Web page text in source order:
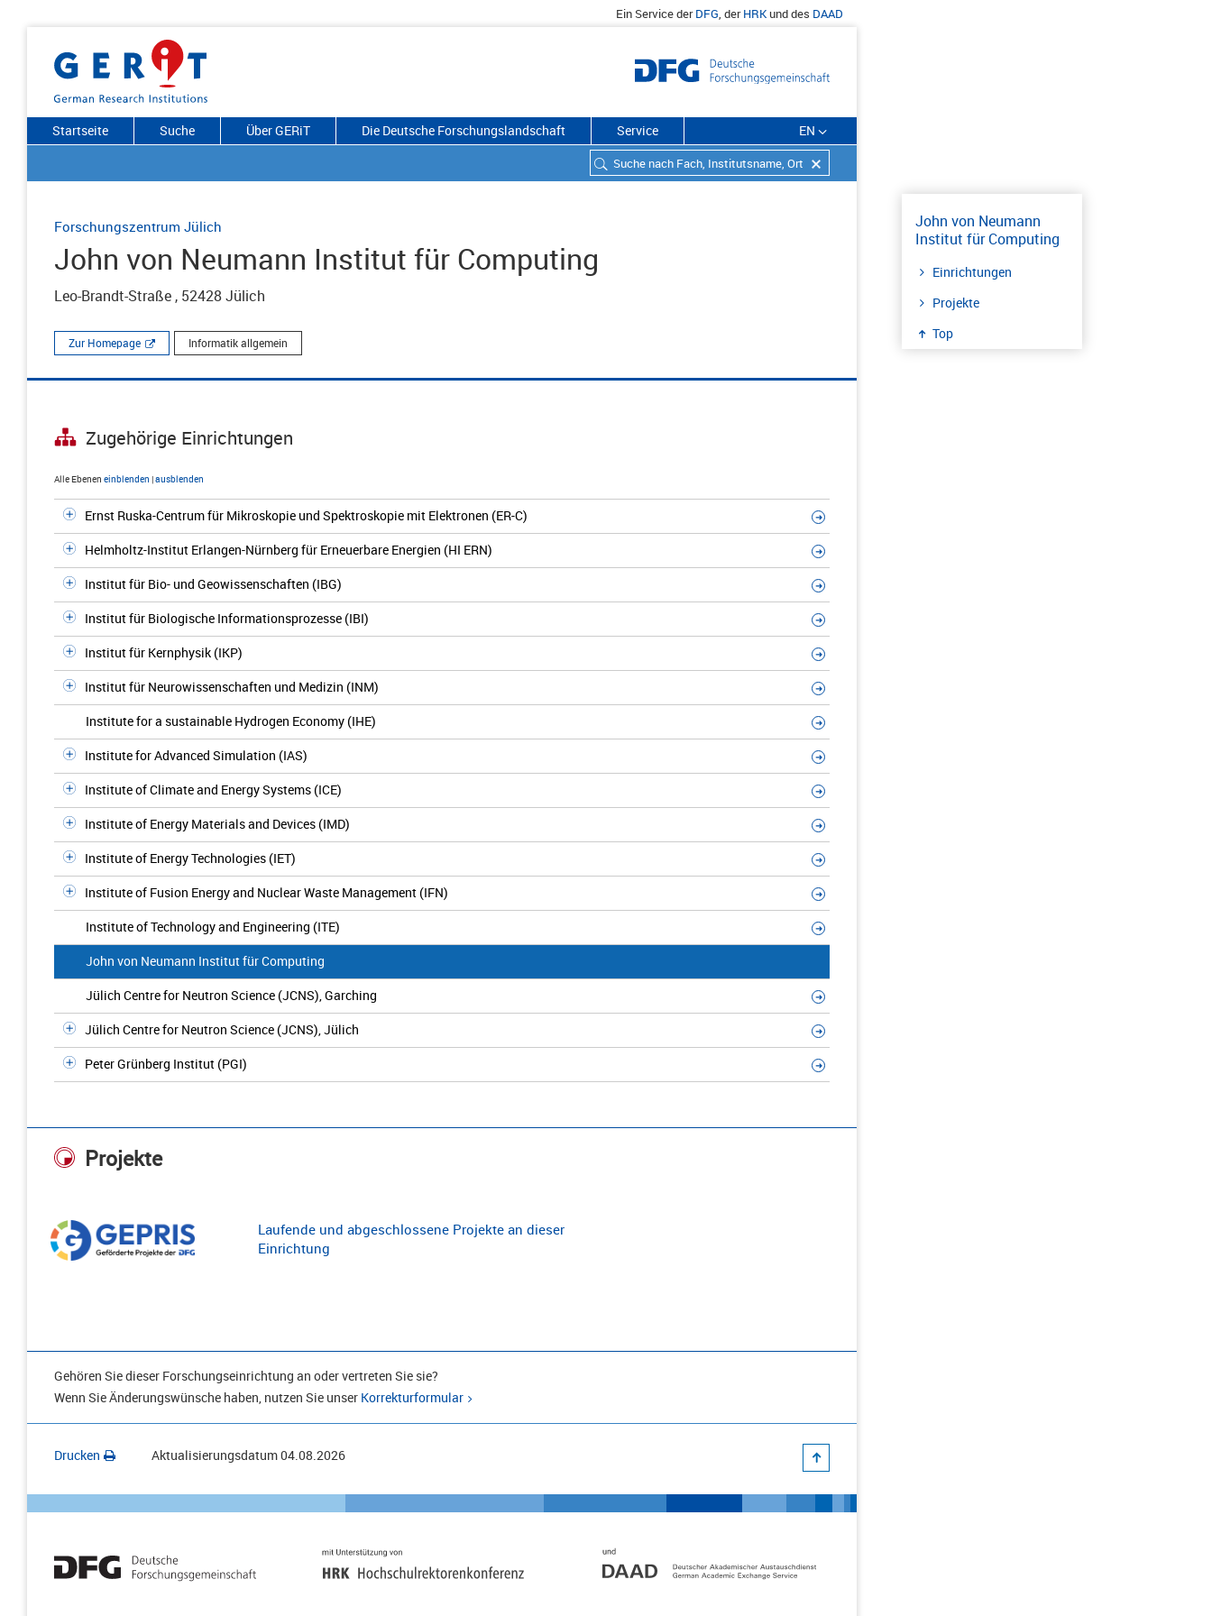
Ein Service derDFG, derHRKund des DAAD
Startseite Suche Über GERiT Die Deutsche Forschungslandschaft Service EN
John von Neumann
Institut für Computing
Einrichtungen
Projekte
Top
Forschungszentrum Jülich
John von Neumann Institut für Computing
Leo-Brandt-Straße , 52428 Jülich
Zur Homepage Informatik allgemein
Zugehörige Einrichtungen
Alle Ebenen einblenden |ausblenden
Ernst Ruska-Centrum für Mikroskopie und Spektroskopie mit Elektronen (ER-C)
Helmholtz-Institut Erlangen-Nürnberg für Erneuerbare Energien (HI ERN)
Institut für Bio- und Geowissenschaften (IBG)
Institut für Biologische Informationsprozesse (IBI)
Institut für Kernphysik (IKP)
Institut für Neurowissenschaften und Medizin (INM)
Institute for a sustainable Hydrogen Economy (IHE)
Institute for Advanced Simulation (IAS)
Institute of Climate and Energy Systems (ICE)
Institute of Energy Materials and Devices (IMD)
Institute of Energy Technologies (IET)
Institute of Fusion Energy and Nuclear Waste Management (IFN)
Institute of Technology and Engineering (ITE)
John von Neumann Institut für Computing
Jülich Centre for Neutron Science (JCNS), Garching
Jülich Centre for Neutron Science (JCNS), Jülich
Peter Grünberg Institut (PGI)
Projekte
Laufende und abgeschlossene Projekte an dieser
Einrichtung
Gehören Sie dieser Forschungseinrichtung an oder vertreten Sie sie?
Wenn Sie Änderungswünsche haben, nutzen Sie unser Korrekturformular
Drucken Aktualisierungsdatum04.08.2026